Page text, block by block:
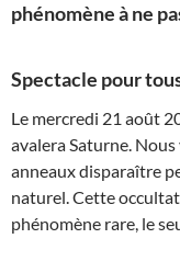
phénomène à ne
Spectacle pour
Le mercredi 21 août
avalera Saturne.
anneaux disparaître
naturel. Cette
phénomène rare, le